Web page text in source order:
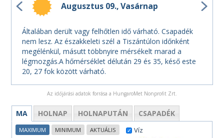
Augusztus 09. Vasárnap
Általában derült vagy felhőtlen idő várható. Csapadék
nem lesz. Az északkeleti szél a Tiszántúlon időnként
megélénkül, másutt többnyire mérsékelt marad a
légmozgás.A hőmérséklet délután 29 és 35, késő este
20, 27 fok között várható.
Az időjárási adatok forrása a HungaroMet Nonprofit Zrt.
MA HOLNAP HOLNAPUTÁN CSAPADÉK
Víz
MAXIMUM MINIMUM AKTUÁLIS